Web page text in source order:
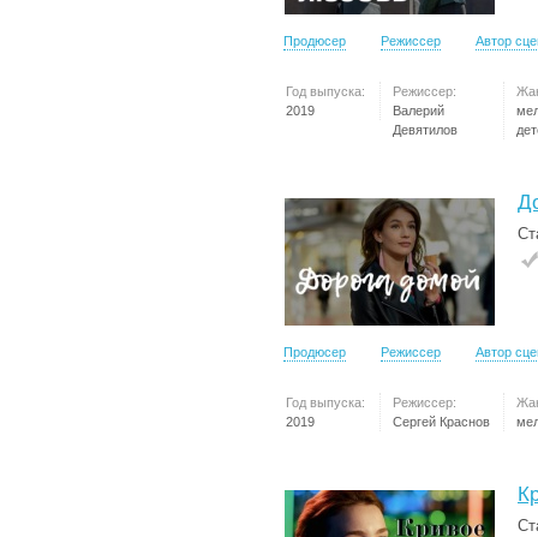
Продюсер Режиссер Автор
Год выпуска:
2019
Режиссер:
Валерий
Девятилов
Продюсер Режиссер Автор
Год выпуска:
2019
Режиссер:
Сергей Краснов